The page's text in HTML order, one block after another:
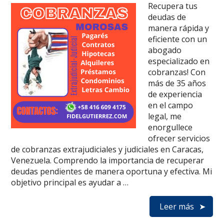
Recupera tus
deudas de
manera rápida y
eficiente con un
abogado
especializado en
cobranzas! Con
más de 35 años
de experiencia
en el campo
legal, me
enorgullece
ofrecer servicios
de cobranzas extrajudiciales y judiciales en Caracas,
Venezuela. Comprendo la importancia de recuperar
deudas pendientes de manera oportuna y efectiva. Mi
objetivo principal es ayudar a …
Leer más